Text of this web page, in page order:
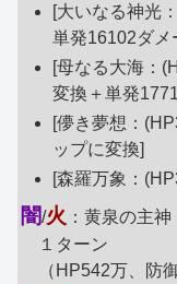
[大いなる神光
単発16102ダメ
[母なる大海：
変換＋単発
[儚き夢想：
ップに変換]
[森羅万象：
闇/火 ：黄泉の主神
１ターン
（HP542万、防御